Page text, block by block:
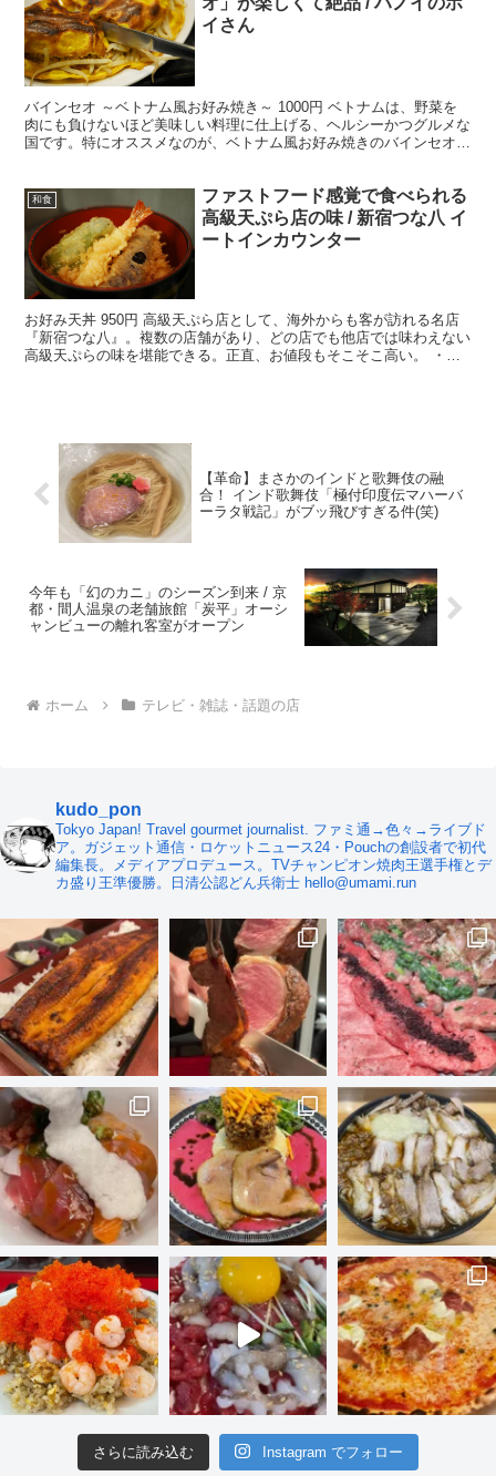
イさん
バインセオ ～ベトナム風お好み焼き～ 1000円 ベトナムは、野菜を
肉にも負けないほど美味しい料理に仕上げる、ヘルシーかつグルメな
国です。特にオススメなのが、ベトナム風お好み焼きのバインセオ。
和食
ファストフード感覚で食べられる
高級天ぷら店の味 / 新宿つな八 イ
ートインカウンター
お好み天丼 950円 高級天ぷら店として、海外からも客が訪れる名店
『新宿つな八』。複数の店舗があり、どの店でも他店では味わえない
高級天ぷらの味を堪能できる。正直、お値段もそこそこ高い。 ・そ
【革命】まさかのインドと歌舞伎の融
合！ インド歌舞伎「極付印度伝マハーバ
ーラタ戦記」がブッ飛びすぎる件(笑)
今年も「幻のカニ」のシーズン到来 / 京
都・間人温泉の老舗旅館「炭平」オーシ
ャンビューの離れ客室がオープン
ホーム テレビ・雑誌・話題の店
kudo_pon
Tokyo Japan! Travel gourmet journalist. ファミ通→色々→ライブド
ア。ガジェット通信・ロケットニュース24・Pouchの創設者で初代
編集長。メディアプロデュース。TVチャンピオン焼肉王選手権とデ
カ盛り王準優勝。日清公認どん兵衛士 hello@umami.run
さらに読み込む Instagram でフォロー